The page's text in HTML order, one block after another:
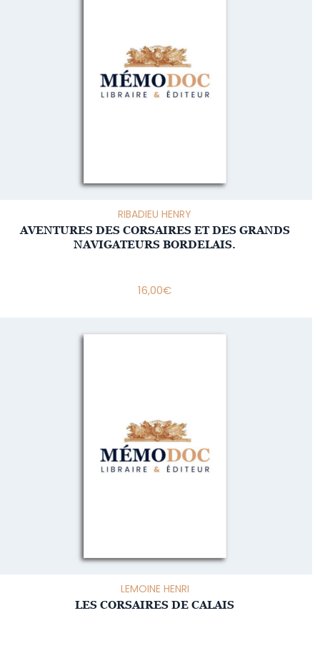
RIBADIEU HENRY
AVENTURES DES CORSAIRES ET DES GRANDS
NAVIGATEURS BORDELAIS.
16,00€
LEMOINE HENRI
LES CORSAIRES DE CALAIS